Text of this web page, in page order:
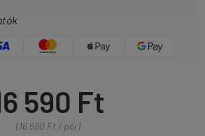
590 Ft
(16 590 Ft / pár)